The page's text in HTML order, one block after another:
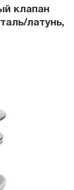
клапан
латунь,